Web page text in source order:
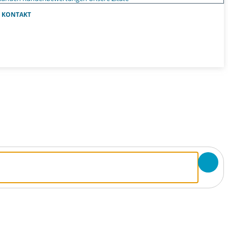
KONTAKT